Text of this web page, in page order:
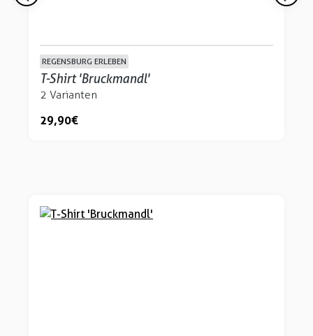
REGENSBURG ERLEBEN
T-Shirt 'Bruckmandl'
2 Varianten
29,90 €